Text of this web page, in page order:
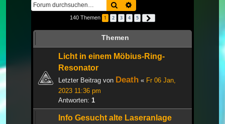
Suche
140 Themen 1 2 3 4 5
Themen
Licht in einem Möbius-Ring-
Resonator
Letzter Beitrag von Death « Fr 06 Jan,
2023 11:36 pm
Antworten: 1
Info Gesucht alte Laseranlage